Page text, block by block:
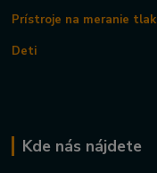
Prístroje na meranie
Deti
Kde nás nájdete